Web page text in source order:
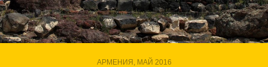
АРМЕНИЯ, МАЙ 2016